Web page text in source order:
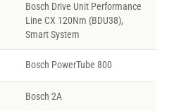
Bosch Drive Unit Performance
Line CX 120Nm (BDU38),
Smart System
Bosch PowerTube 800
Bosch 2A